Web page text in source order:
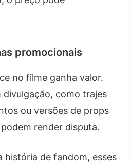
promocionais
no filme ganha valor.
divulgação, como trajes
ou versões de props
render disputa.
história de fandom, esses